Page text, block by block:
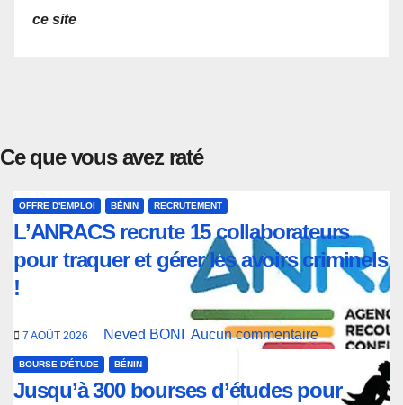
ce site
Ce que vous avez raté
OFFRE D'EMPLOI BÉNIN RECRUTEMENT
L’ANRACS recrute 15 collaborateurs
pour traquer et gérer les avoirs criminels
!
7 AOÛT 2026 Neved BONI Aucun commentaire
BOURSE D'ÉTUDE BÉNIN
Jusqu’à 300 bourses d’études pour